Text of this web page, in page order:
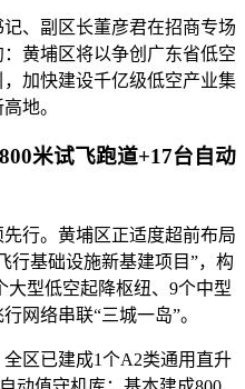
、副区长董彦君在招商专场
黄埔区将以争创广东省低空
加快建设千亿级低空产业集
地。
米试飞跑道+17台自动
行。黄埔区正适度超前布局
行基础设施新基建项目”，构
型低空起降枢纽、9个中型
网络串联“三城一岛”。
区已建成1个A2类通用直升